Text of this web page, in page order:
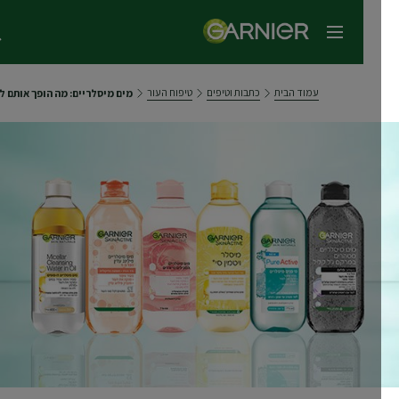
תפריט ראשי
עמוד הבית כתבות וטיפים טיפוח העור מים מיסלריים: מה הופך אותם